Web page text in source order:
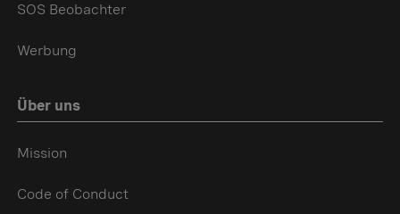
SOS Beobachter
Werbung
Über uns
Mission
Code of Conduct